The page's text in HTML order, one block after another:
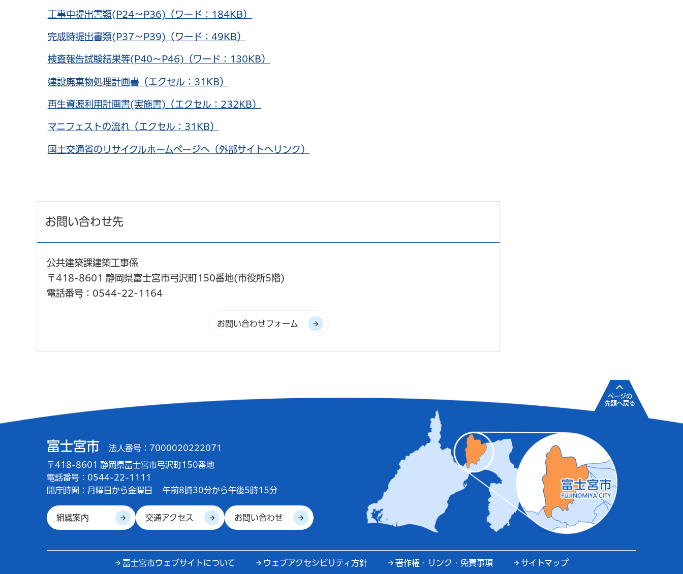
工事中提出書類(P24～P36)（ワード：184KB）
完成時提出書類(P37～P39)（ワード：49KB）
検査報告試験結果等(P40～P46)（ワード：130KB）
建設廃棄物処理計画書（エクセル：31KB）
再生資源利用計画書(実施書)（エクセル：232KB）
マニフェストの流れ（エクセル：31KB）
国土交通省のリサイクルホームページへ（外部サイトへリンク）
お問い合わせ先
公共建築課建築工事係
〒418-8601 静岡県富士宮市弓沢町150番地(市役所5階)
電話番号：0544-22-1164
富士宮市 法人番号：7000020222071
〒418-8601 静岡県富士宮市弓沢町150番地
電話番号：0544-22-1111
開庁時間： 月曜日から金曜日 午前8時30分から午後5時15分
組織案内 交通アクセス お問い合わせ
富士宮市ウェブサイトについて ウェブアクセシビリティ方針 著作権・リンク・免責事項 サイトマップ
ページの
先頭へ戻る